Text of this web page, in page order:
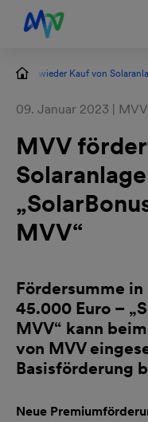
Zur
Zum
Zur
Kontakt EN
fördert wieder Kauf von
09. Januar 2023 | MVV
MVV
MVV“
Fördersumme
45.000 Euro –
MVV“ kann
von MVV
Basisförderung
Neue